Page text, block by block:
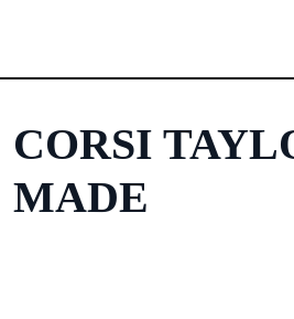
CORSI
MADE